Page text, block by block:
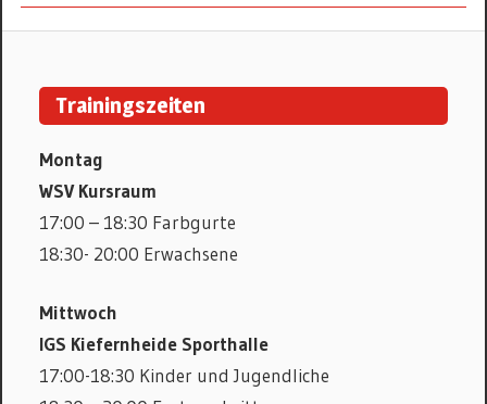
Trainingszeiten
Montag
WSV Kursraum
17:00 – 18:30 Farbgurte
18:30- 20:00 Erwachsene
Mittwoch
IGS Kiefernheide Sporthalle
17:00-18:30 Kinder und Jugendliche